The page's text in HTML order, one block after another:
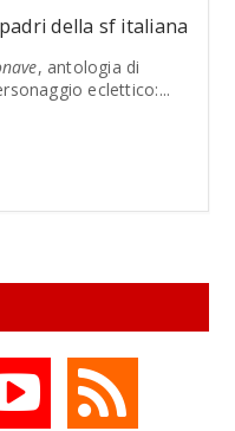
della sf italiana
, antologia di
eclettico:...